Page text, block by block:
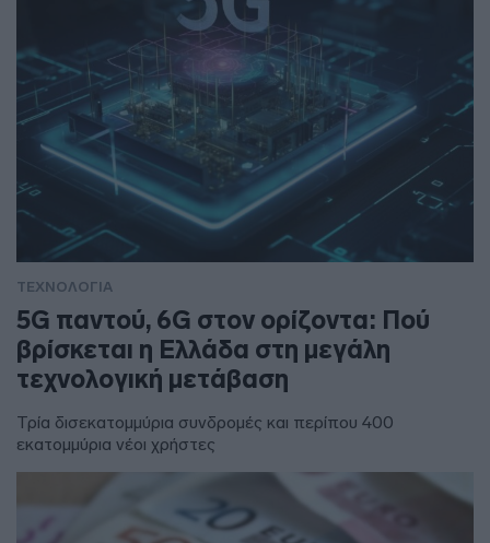
ΤΕΧΝΟΛΟΓΙΑ
5G παντού, 6G στον ορίζοντα: Πού
βρίσκεται η Ελλάδα στη μεγάλη
τεχνολογική μετάβαση
Τρία δισεκατομμύρια συνδρομές και περίπου 400
εκατομμύρια νέοι χρήστες